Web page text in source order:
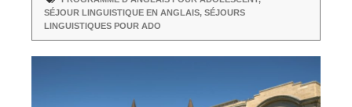
SÉJOUR LINGUISTIQUE EN ANGLAIS, SÉJOURS
LINGUISTIQUES POUR ADO